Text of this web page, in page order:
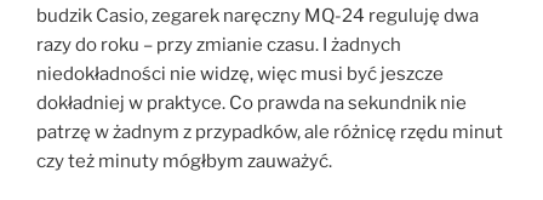
budzik Casio, zegarek naręczny MQ-24 reguluję dwa
razy do roku – przy zmianie czasu. I żadnych
niedokładności nie widzę, więc musi być jeszcze
dokładniej w praktyce. Co prawda na sekundnik nie
patrzę w żadnym z przypadków, ale różnicę rzędu minut
czy też minuty mógłbym zauważyć.